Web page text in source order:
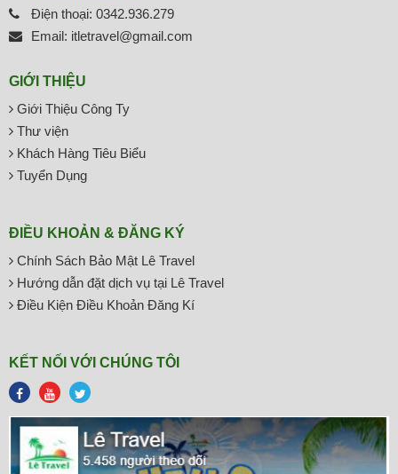
Điện thoại: 0342.936.279
Email: itletravel@gmail.com
GIỚI THIỆU
Giới Thiệu Công Ty
Thư viện
Khách Hàng Tiêu Biểu
Tuyển Dụng
ĐIỀU KHOẢN & ĐĂNG KÝ
Chính Sách Bảo Mật Lê Travel
Hướng dẫn đặt dịch vụ tại Lê Travel
Điều Kiện Điều Khoản Đăng Kí
KẾT NỐI VỚI CHÚNG TÔI